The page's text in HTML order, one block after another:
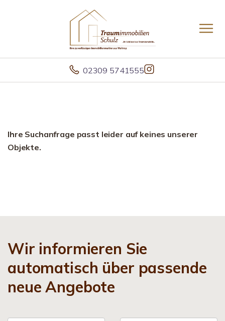
02309 5741555
Ihre Suchanfrage passt leider auf keines unserer
Objekte.
Wir informieren Sie
automatisch über passende
neue Angebote